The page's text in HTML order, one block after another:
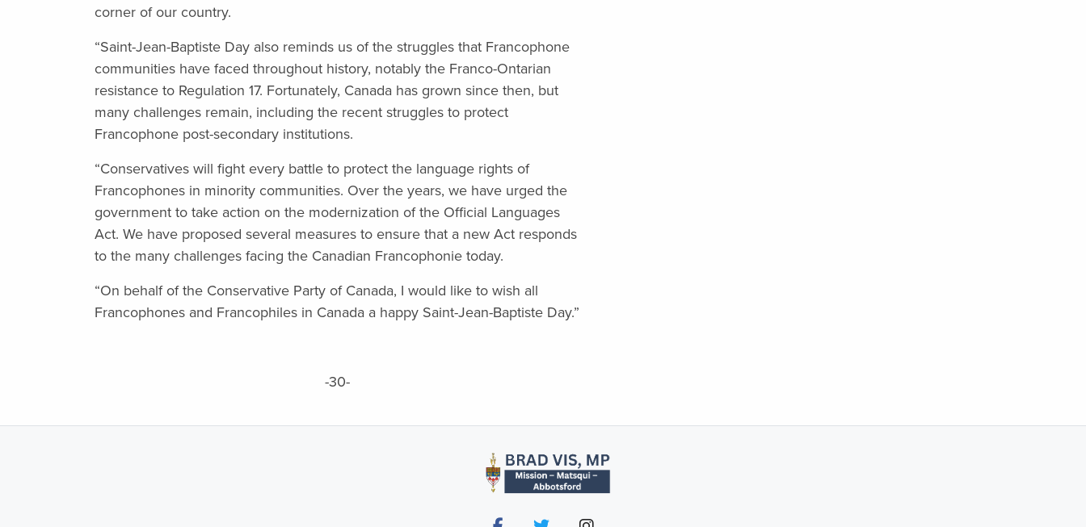
corner of our country.
“Saint-Jean-Baptiste Day also reminds us of the struggles that Francophone
communities have faced throughout history, notably the Franco-Ontarian
resistance to Regulation 17. Fortunately, Canada has grown since then, but
many challenges remain, including the recent struggles to protect
Francophone post-secondary institutions.
“Conservatives will fight every battle to protect the language rights of
Francophones in minority communities. Over the years, we have urged the
government to take action on the modernization of the Official Languages
Act. We have proposed several measures to ensure that a new Act responds
to the many challenges facing the Canadian Francophonie today.
“On behalf of the Conservative Party of Canada, I would like to wish all
Francophones and Francophiles in Canada a happy Saint-Jean-Baptiste Day.”
-30-